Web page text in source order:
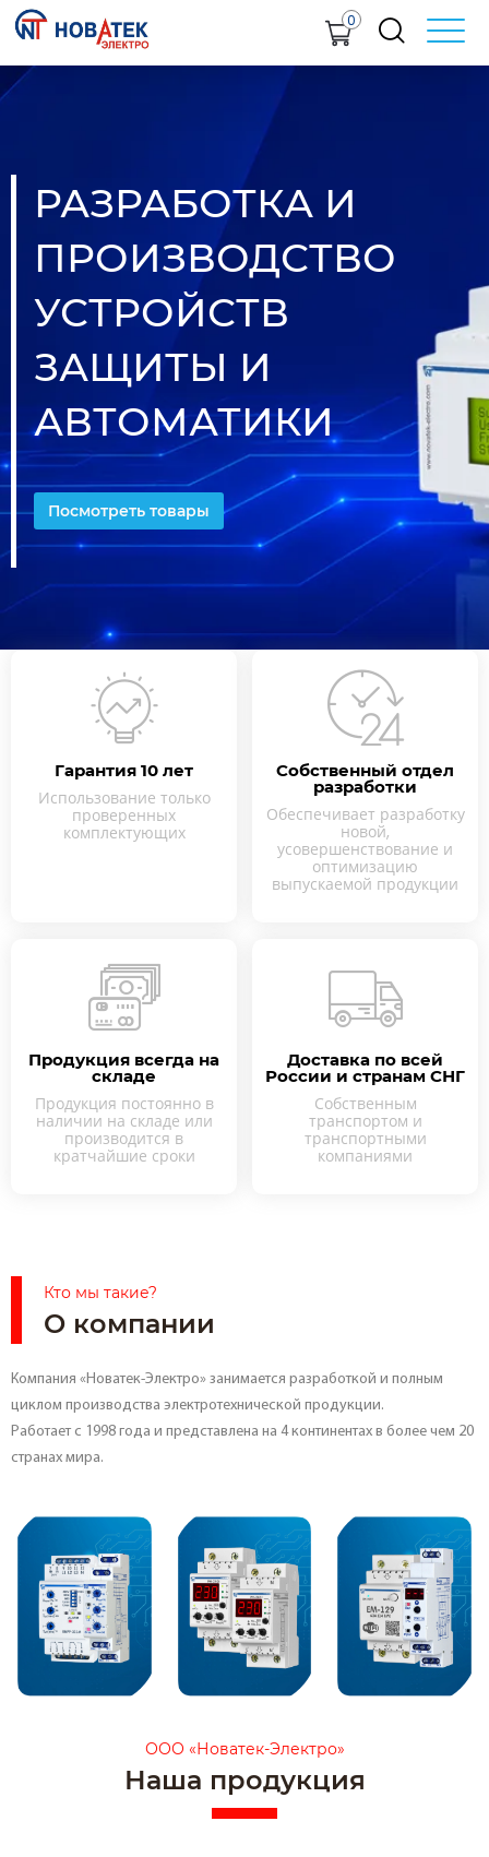
0
РАЗРАБОТКА И
ПРОИЗВОДСТВО
УСТРОЙСТВ
ЗАЩИТЫ И
АВТОМАТИКИ
Посмотреть товары
Гарантия 10 лет
Использование только
проверенных
комплектующих
Собственный отдел
разработки
Обеспечивает разработку
новой,
усовершенствование и
оптимизацию
выпускаемой продукции
Продукция всегда на
складе
Продукция постоянно в
наличии на складе или
производится в
кратчайшие сроки
Доставка по всей
России и странам СНГ
Собственным
транспортом и
транспортными
компаниями
Кто мы такие?
О компании
Компания «Новатек-Электро» занимается разработкой и полным
циклом производства электротехнической продукции.
Работает с 1998 года и представлена на 4 континентах в более чем 20
странах мира.
ООО «Новатек-Электро»
Наша продукция